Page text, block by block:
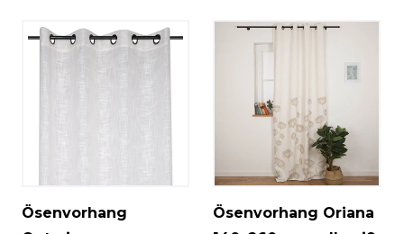
Ösenvorhang
Ösenvorhang Oriana